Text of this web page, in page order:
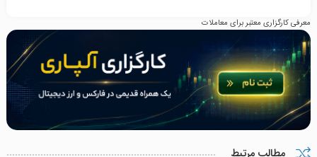
معرفی کارگزاری معتبر برای معاملات